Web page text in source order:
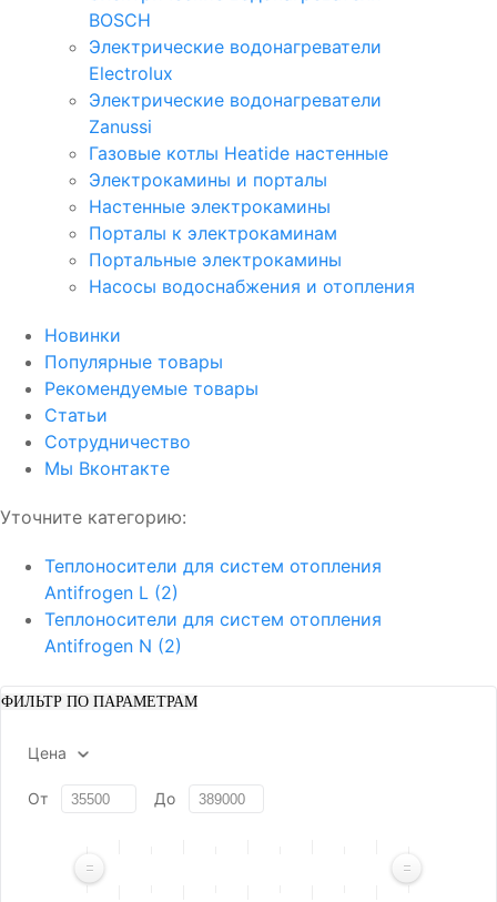
BOSCH
Электрические водонагреватели
Electrolux
Электрические водонагреватели
Zanussi
Газовые котлы Heatide настенные
Электрокамины и порталы
Настенные электрокамины
Порталы к электрокаминам
Портальные электрокамины
Насосы водоснабжения и отопления
Новинки
Популярные товары
Рекомендуемые товары
Статьи
Сотрудничество
Мы Вконтакте
Уточните категорию:
Теплоносители для систем отопления
Antifrogen L (2)
Теплоносители для систем отопления
Antifrogen N (2)
ФИЛЬТР ПО ПАРАМЕТРАМ
Цена
От До